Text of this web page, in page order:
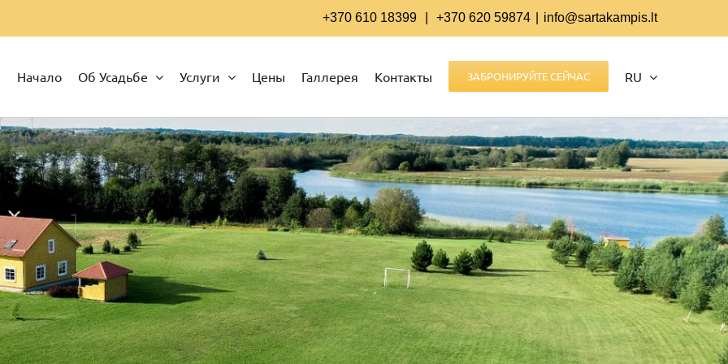
+370 610 18399 +370 620 59874 info@sartakampis.lt
Начало Об Усадьбе Услуги Цены Галлерея Контакты ЗАБРОНИРУЙТЕ СЕЙЧАС RU